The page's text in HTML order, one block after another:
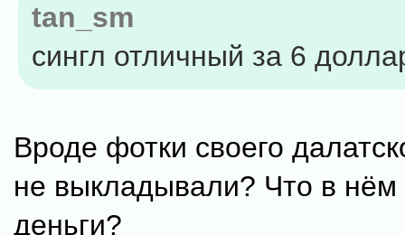
tan_sm
сингл отличный за 6
Вроде фотки своего
не выкладывали? Что в нём
деньги?